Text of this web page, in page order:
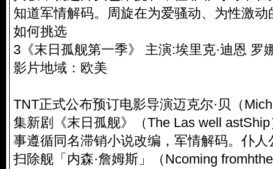
知道军情解码。周旋在为爱骚动、为性激
如何挑选
3《末日孤舰第一季》 主演:埃里克·迪恩 罗
影片地域：欧美
TNT正式公布预订电影导演迈克尔·贝（
集新剧《末日孤舰》（The Las well
事遵循同名滞销小说改编，军情解码。仆
扫除舰「内森·詹姆斯」（Ncoming